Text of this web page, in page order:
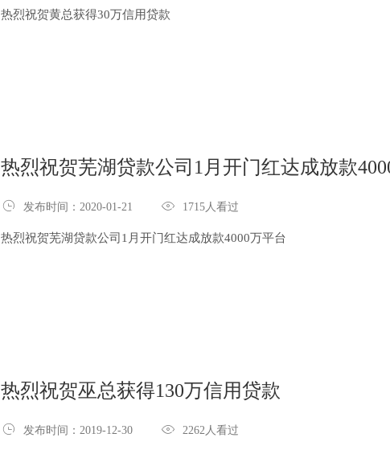
热烈祝贺黄总获得30万信用贷款
热烈祝贺芜湖贷款公司1月开门红达成放款
 发布时间：2020-01-21  1715人看过
热烈祝贺芜湖贷款公司1月开门红达成放款4000万平台
热烈祝贺巫总获得130万信用贷款
 发布时间：2019-12-30  2262人看过